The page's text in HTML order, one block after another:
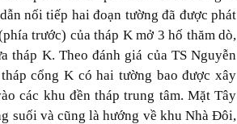
nối tiếp hai đoạn tường đã được phát
trước) của tháp K mở 3 hố thăm dò,
tháp K. Theo đánh giá của TS Nguyễn
cổng K có hai tường bao được xây
các khu đền tháp trung tâm. Mặt Tây
suối và cũng là hướng về khu Nhà Đôi,